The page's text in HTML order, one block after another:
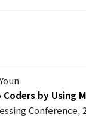
Coders by Using
Conference,